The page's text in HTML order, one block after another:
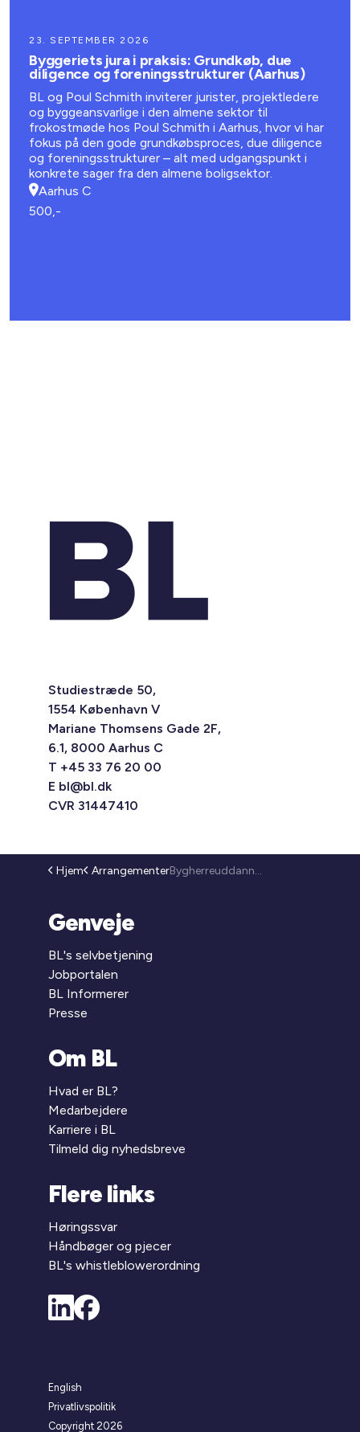
23. SEPTEMBER 2026
Byggeriets jura i praksis: Grundkøb, due
diligence og foreningsstrukturer (Aarhus)
BL og Poul Schmith inviterer jurister, projektledere
og byggeansvarlige i den almene sektor til
frokostmøde hos Poul Schmith i Aarhus, hvor vi har
fokus på den gode grundkøbsproces, due diligence
og foreningsstrukturer – alt med udgangspunkt i
konkrete sager fra den almene boligsektor.
Aarhus C
500,-
Studiestræde 50,
1554 København V
Mariane Thomsens Gade 2F,
6.1, 8000 Aarhus C
T +45 33 76 20 00
E bl@bl.dk
CVR 31447410
Hjem Arrangementer Bygherreuddannelsen 2027 (26-38)
Genveje
BL's selvbetjening
Jobportalen
BL Informerer
Presse
Om BL
Hvad er BL?
Medarbejdere
Karriere i BL
Tilmeld dig nyhedsbreve
Flere links
Høringssvar
Håndbøger og pjecer
BL's whistleblowerordning
English
Privatlivspolitik
Copyright 2026